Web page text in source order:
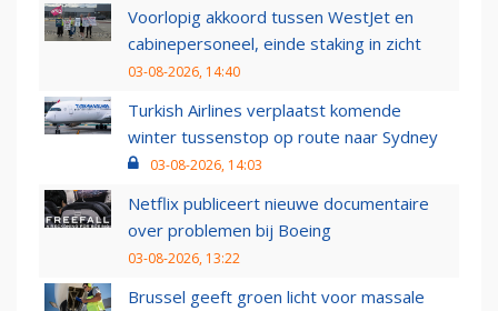
Voorlopig akkoord tussen WestJet en
cabinepersoneel, einde staking in zicht
03-08-2026, 14:40
Turkish Airlines verplaatst komende
winter tussenstop op route naar Sydney
03-08-2026, 14:03
Netflix publiceert nieuwe documentaire
over problemen bij Boeing
03-08-2026, 13:22
Brussel geeft groen licht voor massale